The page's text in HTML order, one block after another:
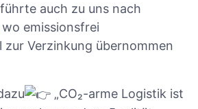
auch zu uns nach
wo emissionsfrei
zur Verzinkung übernommen
„CO₂-arme Logistik ist